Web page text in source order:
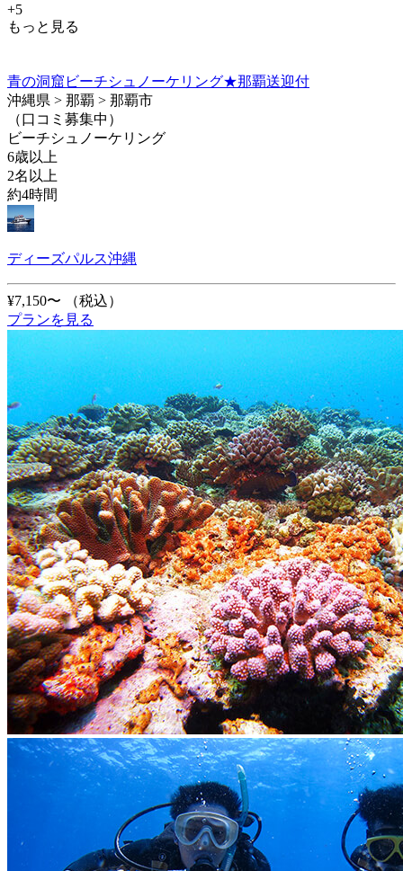
+5
もっと見る
青の洞窟ビーチシュノーケリング★那覇送迎付
沖縄県 > 那覇 > 那覇市
（口コミ募集中）
ビーチシュノーケリング
6歳以上
2名以上
約4時間
ディーズパルス沖縄
¥7,150〜
（税込）
プランを見る